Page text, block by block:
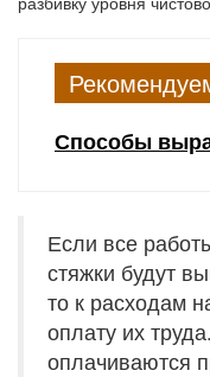
Способы
Если все
стяжки будут
то к расходам
оплату их
оплачиваются